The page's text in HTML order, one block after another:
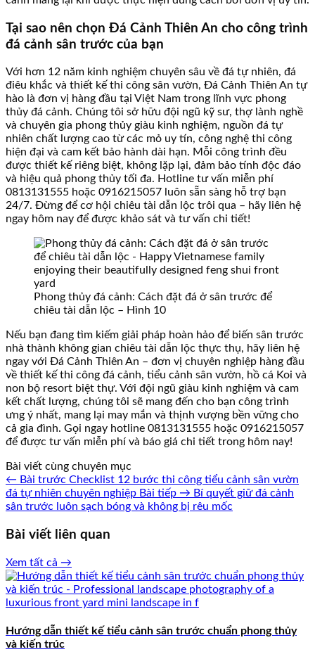
Tại sao nên chọn Đá Cảnh Thiên An cho công trình
đá cảnh sân trước của bạn
Với hơn 12 năm kinh nghiệm chuyên sâu về đá tự nhiên, đá
điêu khắc và thiết kế thi công sân vườn, Đá Cảnh Thiên An tự
hào là đơn vị hàng đầu tại Việt Nam trong lĩnh vực phong
thủy đá cảnh. Chúng tôi sở hữu đội ngũ kỹ sư, thợ lành nghề
và chuyên gia phong thủy giàu kinh nghiệm, nguồn đá tự
nhiên chất lượng cao từ các mỏ uy tín, công nghệ thi công
hiện đại và cam kết bảo hành dài hạn. Mỗi công trình đều
được thiết kế riêng biệt, không lặp lại, đảm bảo tính độc đáo
và hiệu quả phong thủy tối đa. Hotline tư vấn miễn phí
0813131555 hoặc 0916215057 luôn sẵn sàng hỗ trợ bạn
24/7. Đừng để cơ hội chiêu tài dẫn lộc trôi qua – hãy liên hệ
ngay hôm nay để được khảo sát và tư vấn chi tiết!
Phong thủy đá cảnh: Cách đặt đá ở sân trước để
chiêu tài dẫn lộc – Hình 10
Nếu bạn đang tìm kiếm giải pháp hoàn hảo để biến sân trước
nhà thành không gian chiêu tài dẫn lộc thực thụ, hãy liên hệ
ngay với Đá Cảnh Thiên An – đơn vị chuyên nghiệp hàng đầu
về thiết kế thi công đá cảnh, tiểu cảnh sân vườn, hồ cá Koi và
non bộ resort biệt thự. Với đội ngũ giàu kinh nghiệm và cam
kết chất lượng, chúng tôi sẽ mang đến cho bạn công trình
ưng ý nhất, mang lại may mắn và thịnh vượng bền vững cho
cả gia đình. Gọi ngay hotline 0813131555 hoặc 0916215057
để được tư vấn miễn phí và báo giá chi tiết trong hôm nay!
Bài viết cùng chuyên mục
← Bài trước Checklist 12 bước thi công tiểu cảnh sân vườn
đá tự nhiên chuyên nghiệp Bài tiếp → Bí quyết giữ đá cảnh
sân trước luôn sạch bóng và không bị rêu mốc
Bài viết liên quan
Xem tất cả →
Hướng dẫn thiết kế tiểu cảnh sân trước chuẩn phong thủy
và kiến trúc